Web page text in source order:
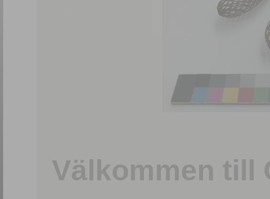
Välkommen till